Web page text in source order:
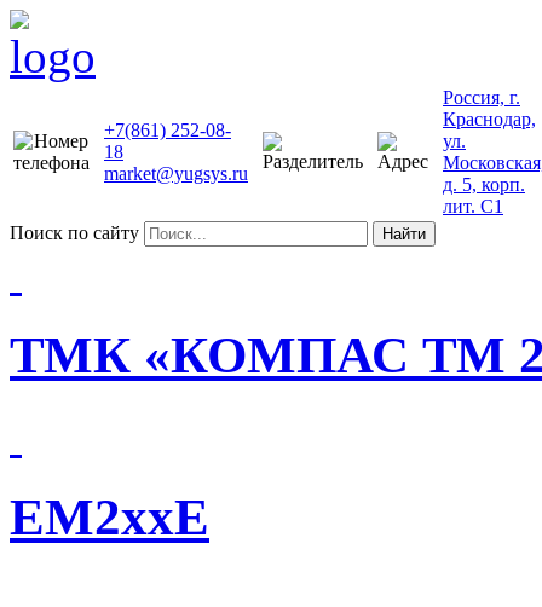
+7(861) 252-08-
18
market@yugsys.ru
Россия, г.
Краснодар,
ул.
д. 5, корп.
лит. С1
Поиск по сайту
Найти
ТМК «КОМПАС ТМ
EM2xxE